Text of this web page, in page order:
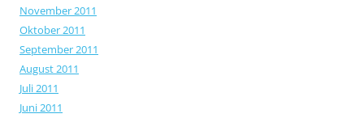
November 2011
Oktober 2011
September 2011
August 2011
Juli 2011
Juni 2011